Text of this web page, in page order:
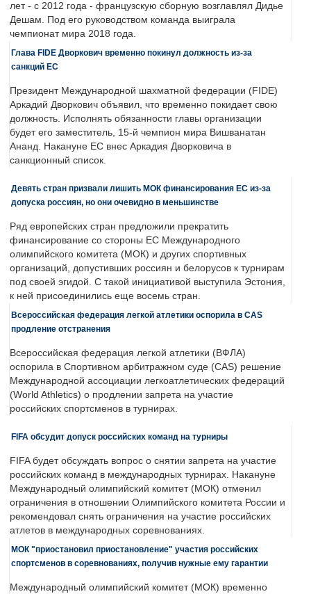
лет - с 2012 года - французскую сборную возглавлял Дидье
Дешам. Под его руководством команда выиграла
чемпионат мира 2018 года.
Глава FIDE Дворкович временно покинул должность из-за
санкций ЕС
Президент Международной шахматной федерации (FIDE)
Аркадий Дворкович объявил, что временно покидает свою
должность. Исполнять обязанности главы организации
будет его заместитель, 15-й чемпион мира Вишванатан
Ананд. Накануне ЕС внес Аркадия Дворковича в
санкционный список.
Девять стран призвали лишить МОК финансирования ЕС из-за
допуска россиян, но они очевидно в меньшинстве
Ряд европейских стран предложили прекратить
финансирование со стороны ЕС Международного
олимпийского комитета (МОК) и других спортивных
организаций, допустивших россиян и белорусов к турнирам
под своей эгидой. С такой инициативой выступила Эстония,
к ней присоединились еще восемь стран.
Всероссийская федерация легкой атлетики оспорила в CAS
продление отстранения
Всероссийская федерация легкой атлетики (ВФЛА)
оспорила в Спортивном арбитражном суде (CAS) решение
Международной ассоциации легкоатлетических федераций
(World Athletics) о продлении запрета на участие
российских спортсменов в турнирах.
FIFA обсудит допуск российских команд на турниры
FIFA будет обсуждать вопрос о снятии запрета на участие
российских команд в международных турнирах. Накануне
Международный олимпийский комитет (МОК) отменил
ограничения в отношении Олимпийского комитета России и
рекомендовал снять ограничения на участие российских
атлетов в международных соревнованиях.
МОК "приостановил приостановление" участия российских
спортсменов в соревнованиях, получив нужные ему гарантии
Международный олимпийский комитет (МОК) временно